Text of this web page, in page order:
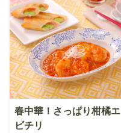
春中華！さっぱり柑橘エ
ビチリ